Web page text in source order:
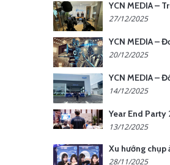
27/12/2025
20/12/2025
14/12/2025
13/12/2025
28/11/2025